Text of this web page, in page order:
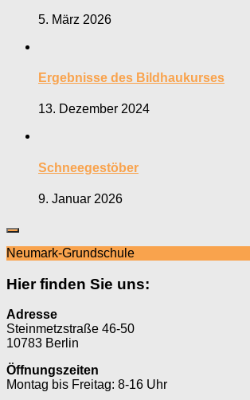
5. März 2026
Ergebnisse des Bildhaukurses
13. Dezember 2024
Schneegestöber
9. Januar 2026
Neumark-Grundschule
Hier finden Sie uns:
Adresse
Steinmetzstraße 46-50
10783 Berlin
Öffnungszeiten
Montag bis Freitag: 8-16 Uhr